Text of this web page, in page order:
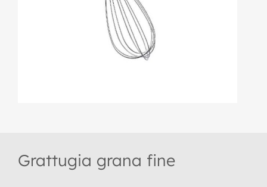
Grattugia grana fine